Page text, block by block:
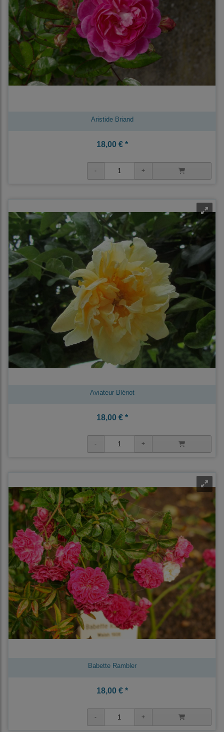
Aristide Briand
18,00 € *
Aviateur Blériot
18,00 € *
Babette Rambler
18,00 € *